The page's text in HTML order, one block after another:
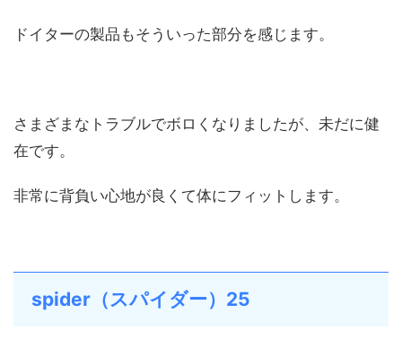
ドイターの製品もそういった部分を感じます。
さまざまなトラブルでボロくなりましたが、未だに健
在です。
非常に背負い心地が良くて体にフィットします。
spider（スパイダー）25